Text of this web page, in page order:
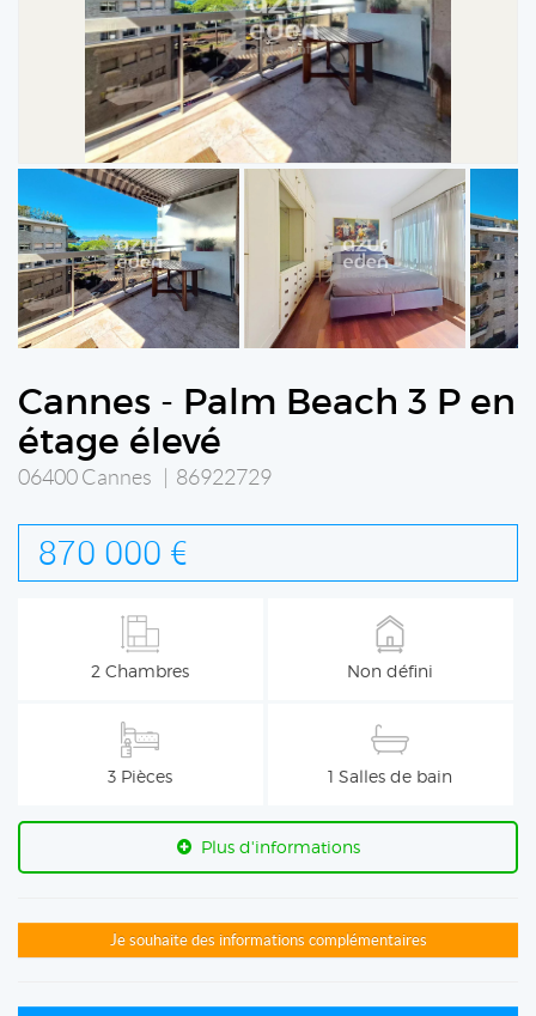
Cannes - Palm Beach 3 P en
étage élevé
06400 Cannes | 86922729
870 000 €
2 Chambres Non défini
3 Pièces 1 Salles de bain
Plus d'informations
Je souhaite des informations complémentaires